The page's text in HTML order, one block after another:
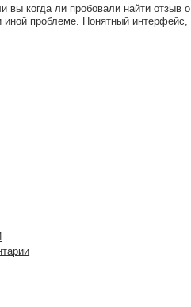
вы когда ли пробовали найти отзыв
иной проблеме. Понятный интерфейс,